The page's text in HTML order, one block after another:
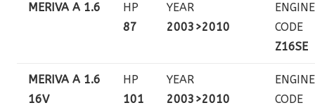
MERIVA A 1.6
HP
87
YEAR
2003>2010
ENGINE
CODE
Z16SE
MERIVA A 1.6
16V
HP
101
YEAR
2003>2010
ENGINE
CODE